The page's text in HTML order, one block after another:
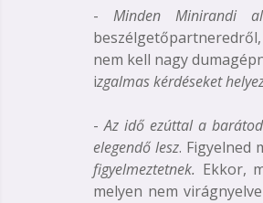
- Minden Minirandi
nem kell nagy
izgalmas kérdéseket
-Az idő ezúttal a
elegendő lesz. Figyelned
figyelmeztetnek. Ekkor,
melyen nem